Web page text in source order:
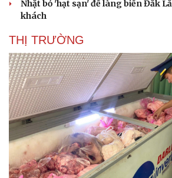
Văn hóa
Sân khấu - Điện ảnh
Văn học
Âm nhạc
Di sản
Giải trí
Nghệ sĩ
Thời
Sao
Nhặt bỏ 'hạt sạn' để làng biển Đắk
khách
THỊ TRƯỜNG